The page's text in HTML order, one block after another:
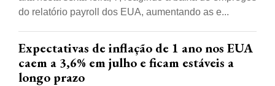
do relatório payroll dos EUA, aumentando as e...
Expectativas de inflação de 1 ano nos EUA
caem a 3,6% em julho e ficam estáveis a
longo prazo